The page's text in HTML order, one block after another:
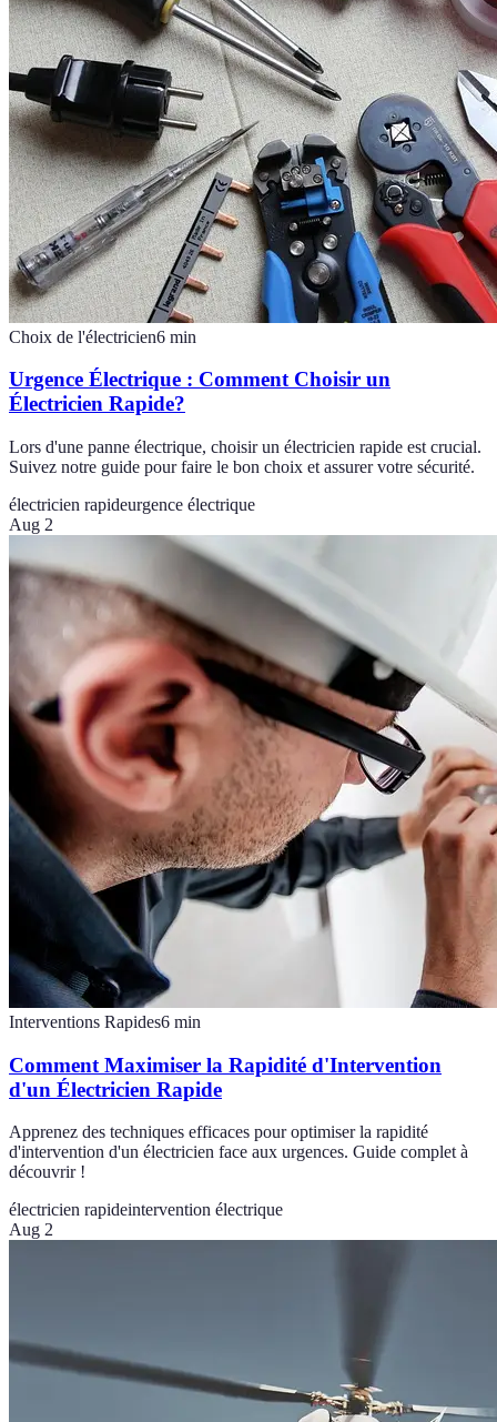
Choix de l'électricien6 min
Urgence Électrique : Comment Choisir un
Électricien Rapide?
Lors d'une panne électrique, choisir un électricien rapide est crucial.
Suivez notre guide pour faire le bon choix et assurer votre sécurité.
électricien rapideurgence électrique
Aug 2
Interventions Rapides6 min
Comment Maximiser la Rapidité d'Intervention
d'un Électricien Rapide
Apprenez des techniques efficaces pour optimiser la rapidité
d'intervention d'un électricien face aux urgences. Guide complet à
découvrir !
électricien rapideintervention électrique
Aug 2